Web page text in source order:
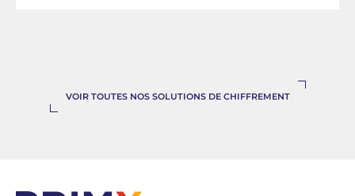
VOIR TOUTES NOS SOLUTIONS DE CHIFFREMENT